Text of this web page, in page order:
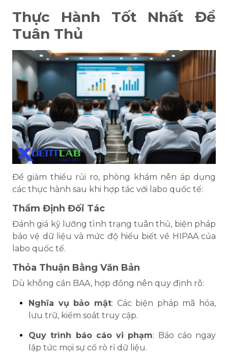
Thực Hành Tốt Nhất Để
Tuân Thủ
Để giảm thiểu rủi ro, phòng khám nên áp dụng
các thực hành sau khi hợp tác với labo quốc tế:
Thẩm Định Đối Tác
Đánh giá kỹ lưỡng tình trạng tuân thủ, biện pháp
bảo vệ dữ liệu và mức độ hiểu biết về HIPAA của
labo quốc tế.
Thỏa Thuận Bằng Văn Bản
Dù không cần BAA, hợp đồng nên quy định rõ:
Nghĩa vụ bảo mật: Các biện pháp mã hóa,
lưu trữ, kiểm soát truy cập.
Quy trình báo cáo vi phạm: Báo cáo ngay
lập tức mọi sự cố rò rỉ dữ liệu.